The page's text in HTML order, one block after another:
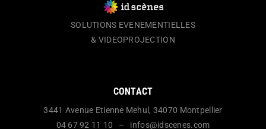
SOLUTIONS EVENEMENTIELLES
& VIDEOPROJECTION
CONTACT
3441 Avenue Etienne Mehul, 34070 Montpellier
04 67 92 11 10 – infos@idscenes.com